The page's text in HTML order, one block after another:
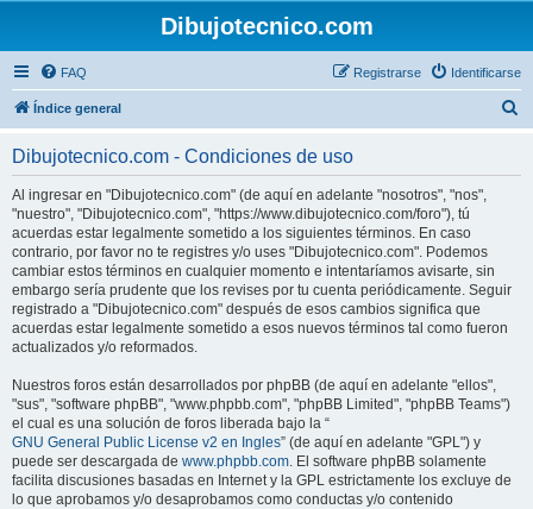
Dibujotecnico.com
FAQ Identificarse
Registrarse
Índice general
Dibujotecnico.com - Condiciones de uso
Al ingresar en "Dibujotecnico.com" (de aquí en adelante "nosotros", "nos",
"nuestro", "Dibujotecnico.com", "https://www.dibujotecnico.com/foro"), tú
acuerdas estar legalmente sometido a los siguientes términos. En caso
contrario, por favor no te registres y/o uses "Dibujotecnico.com". Podemos
cambiar estos términos en cualquier momento e intentaríamos avisarte, sin
embargo sería prudente que los revises por tu cuenta periódicamente. Seguir
registrado a "Dibujotecnico.com" después de esos cambios significa que
acuerdas estar legalmente sometido a esos nuevos términos tal como fueron
actualizados y/o reformados.
Nuestros foros están desarrollados por phpBB (de aquí en adelante "ellos",
"sus", "software phpBB", "www.phpbb.com", "phpBB Limited", "phpBB Teams")
el cual es una solución de foros liberada bajo la “
GNU General Public License v2 en Ingles” (de aquí en adelante "GPL") y
puede ser descargada de www.phpbb.com. El software phpBB solamente
facilita discusiones basadas en Internet y la GPL estrictamente los excluye de
lo que aprobamos y/o desaprobamos como conductas y/o contenido